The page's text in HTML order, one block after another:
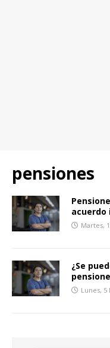
pensiones
Martes,
¿Se
Lunes, 5